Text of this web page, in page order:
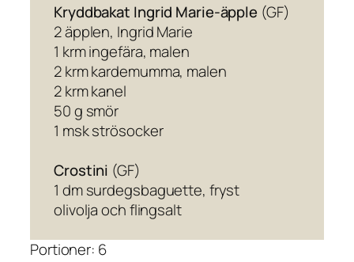
Kryddbakat Ingrid Marie-äpple (GF)
2 äpplen, Ingrid Marie
1 krm ingefära, malen
2 krm kardemumma, malen
2 krm kanel
50 g smör
1 msk strösocker
Crostini (GF)
1 dm surdegsbaguette, fryst
olivolja och flingsalt
Portioner: 6